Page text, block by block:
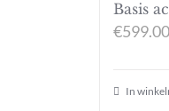
Basis
€599.00
In